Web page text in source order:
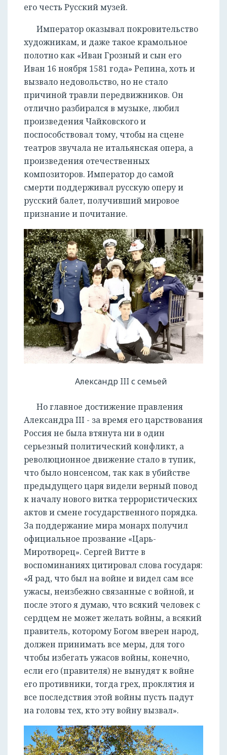
его честь Русский музей.
Император оказывал покровительство
художникам, и даже такое крамольное
полотно как «Иван Грозный и сын его
Иван 16 ноября 1581 года» Репина, хоть и
вызвало недовольство, но не стало
причиной травли передвижников. Он
отлично разбирался в музыке, любил
произведения Чайковского и
поспособствовал тому, чтобы на сцене
театров звучала не итальянская опера, а
произведения отечественных
композиторов. Император до самой
смерти поддерживал русскую оперу и
русский балет, получивший мировое
признание и почитание.
Александр III с семьей
Но главное достижение правления
Александра III - за время его царствования
Россия не была втянута ни в один
серьезный политический конфликт, а
революционное движение стало в тупик,
что было нонсенсом, так как в убийстве
предыдущего царя видели верный повод
к началу нового витка террористических
актов и смене государственного порядка.
За поддержание мира монарх получил
официальное прозвание «Царь-
Миротворец». Сергей Витте в
воспоминаниях цитировал слова государя:
«Я рад, что был на войне и видел сам все
ужасы, неизбежно связанные с войной, и
после этого я думаю, что всякий человек с
сердцем не может желать войны, а всякий
правитель, которому Богом вверен народ,
должен принимать все меры, для того
чтобы избегать ужасов войны, конечно,
если его (правителя) не вынудят к войне
его противники, тогда грех, проклятия и
все последствия этой войны пусть падут
на головы тех, кто эту войну вызвал».